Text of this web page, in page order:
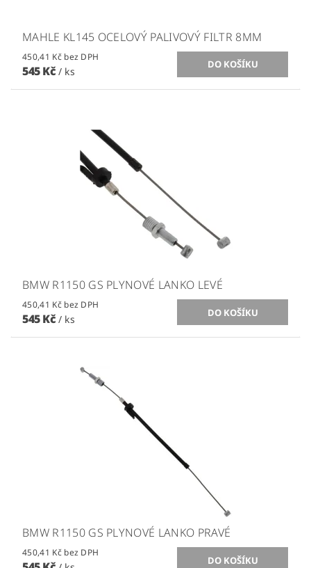
MAHLE KL145 OCELOVÝ PALIVOVÝ FILTR 8MM
450,41 Kč bez DPH
545 Kč / ks
BMW R1150 GS PLYNOVÉ LANKO LEVÉ
450,41 Kč bez DPH
545 Kč / ks
BMW R1150 GS PLYNOVÉ LANKO PRAVÉ
450,41 Kč bez DPH